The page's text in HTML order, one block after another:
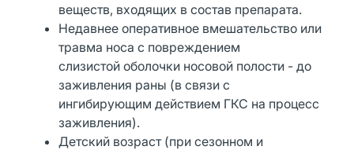
веществ, входящих в состав препарата.
Недавнее оперативное вмешательство или
травма носа с повреждением
слизистой оболочки носовой полости - до
заживления раны (в связи с
ингибирующим действием ГКС на процесс
заживления).
Детский возраст (при сезонном и